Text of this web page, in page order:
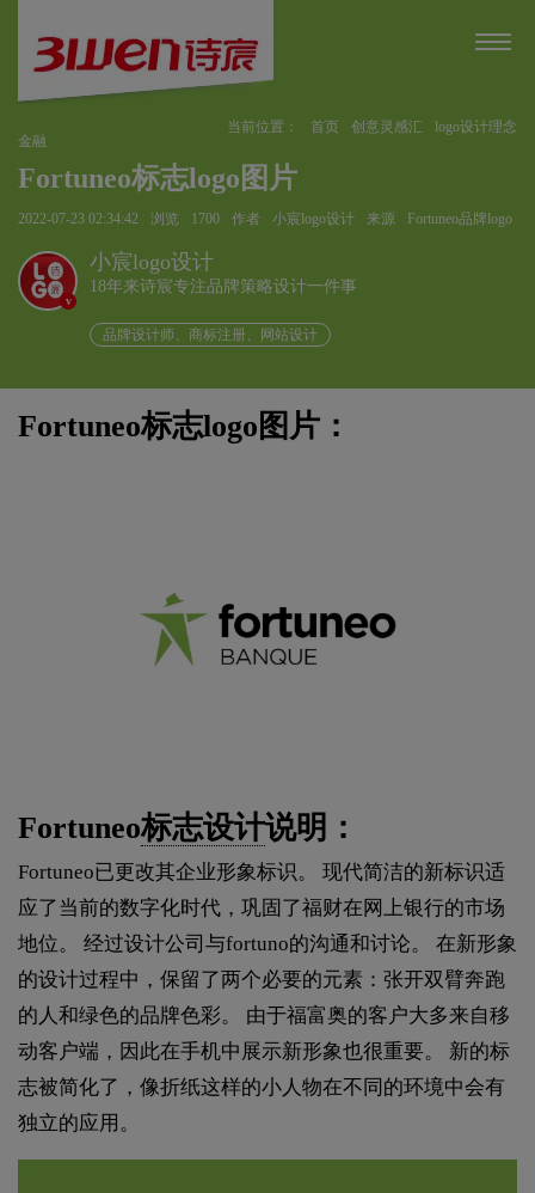
当前位置： 首页 创意灵感汇
logo设计理念
金融
Fortuneo标志logo图片
2022-07-23 02:34:42 浏览 1700 作者 小宸logo设计 来源 Fortuneo品牌logo
v
小宸logo设计
18年来诗宸专注品牌策略设计一件事
品牌设计师、商标注册、网站设计
Fortuneo标志logo图片：
Fortuneo标志设计说明：
Fortuneo已更改其企业形象标识。 现代简洁的新标识适
应了当前的数字化时代，巩固了福财在网上银行的市场
地位。 经过设计公司与fortuno的沟通和讨论。 在新形象
的设计过程中，保留了两个必要的元素：张开双臂奔跑
的人和绿色的品牌色彩。 由于福富奥的客户大多来自移
动客户端，因此在手机中展示新形象也很重要。 新的标
志被简化了，像折纸这样的小人物在不同的环境中会有
独立的应用。